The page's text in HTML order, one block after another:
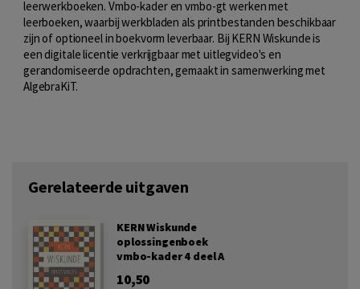
leerwerkboeken. Vmbo-kader en vmbo-gt werken met
leerboeken, waarbij werkbladen als printbestanden beschikbaar
zijn of optioneel in boekvorm leverbaar. Bij KERN Wiskunde is
een digitale licentie verkrijgbaar met uitlegvideo's en
gerandomiseerde opdrachten, gemaakt in samenwerking met
AlgebraKiT.
Gerelateerde uitgaven
KERN Wiskunde
oplossingenboek
vmbo-kader 4 deel A
10,50